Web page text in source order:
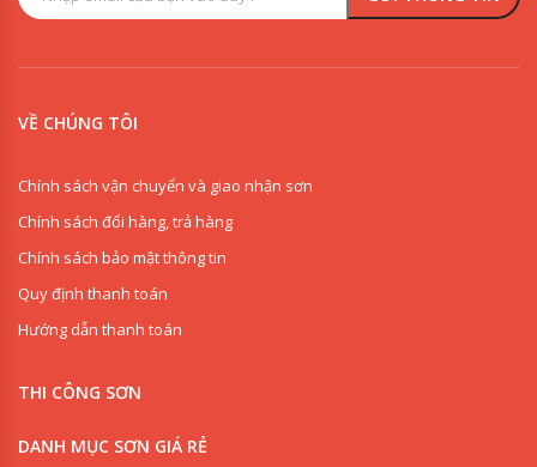
VỀ CHÚNG TÔI
Chính sách vận chuyển và giao nhận sơn
Chính sách đổi hàng, trả hàng
Chính sách bảo mật thông tin
Quy định thanh toán
Hướng dẫn thanh toán
THI CÔNG SƠN
DANH MỤC SƠN GIÁ RẺ